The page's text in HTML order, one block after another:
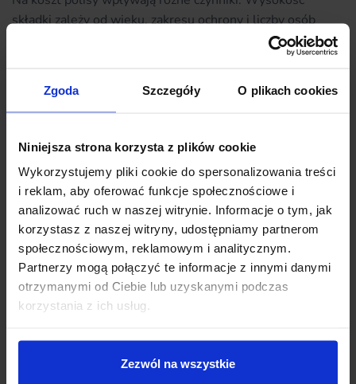
Zgoda Szczegóły O plikach cookies
Niniejsza strona korzysta z plików cookie
Wykorzystujemy pliki cookie do spersonalizowania treści
i reklam, aby oferować funkcje społecznościowe i
analizować ruch w naszej witrynie. Informacje o tym, jak
korzystasz z naszej witryny, udostępniamy partnerom
społecznościowym, reklamowym i analitycznym.
Partnerzy mogą połączyć te informacje z innymi danymi
otrzymanymi od Ciebie lub uzyskanymi podczas
korzystania z ich usług.
Zezwól na wszystkie
składki zależy od wieku, zakresu ochrony i liczby osób
objętych ubezpieczeniem. Dla jednej osoby minimalna
miesięczna składka ochronna wynosi 39 zł, a dla dwóch i
Dostępne są rabaty:
5% za polecenie zapłaty,
1-5% za częstotliwość opłacania składki,
do 20% za łączenie umów dodatkowych w
pakietach.
Przykładowe stawki:
Liczba osób
Okres
opłaty
Minimalna
składka